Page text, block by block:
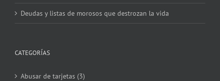
Deudas y listas de morosos que destrozan la vida
CATEGORÍAS
Abusar de tarjetas (3)